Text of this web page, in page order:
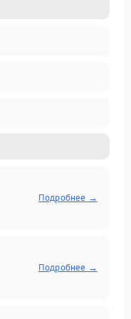
Подробнее →
Подробнее →